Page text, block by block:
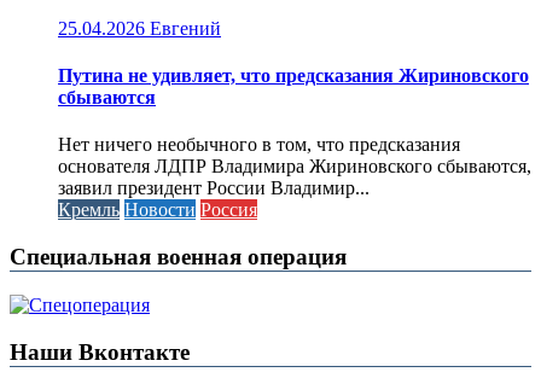
25.04.2026 Евгений
Путина не удивляет, что предсказания Жириновского
сбываются
Нет ничего необычного в том, что предсказания
основателя ЛДПР Владимира Жириновского сбываются,
заявил президент России Владимир...
Кремль Новости Россия
Специальная военная операция
Наши Вконтакте